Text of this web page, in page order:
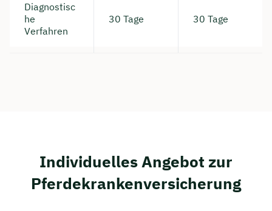
Diagnostisc
he
Verfahren
30 Tage 30 Tage
Individuelles Angebot zur
Pferdekrankenversicherung